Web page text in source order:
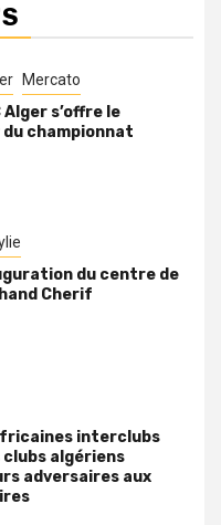
Mercato
Alger s’offre le
championnat
du centre de
Cherif
interclubs
algériens
adversaires aux